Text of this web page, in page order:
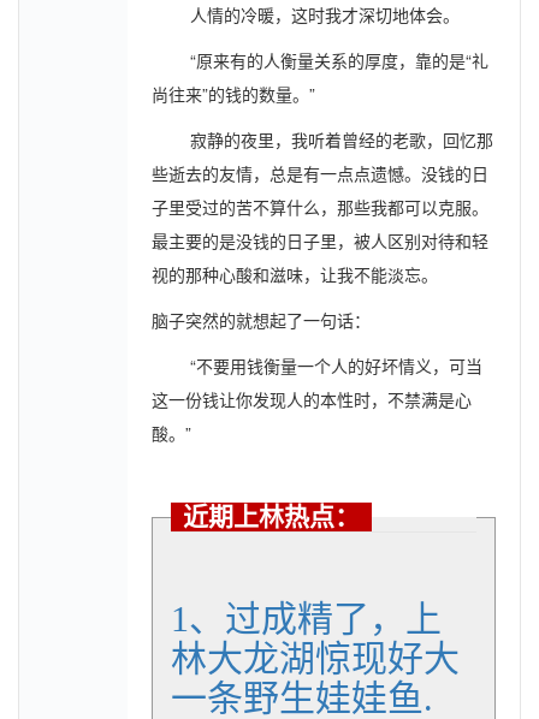
人情的冷暖，这时我才深切地体会。
“原来有的人衡量关系的厚度，靠的是“礼
尚往来”的钱的数量。”
寂静的夜里，我听着曾经的老歌，回忆那
些逝去的友情，总是有一点点遗憾。没钱的日
子里受过的苦不算什么，那些我都可以克服。
最主要的是没钱的日子里，被人区别对待和轻
视的那种心酸和滋味，让我不能淡忘。
脑子突然的就想起了一句话：
“不要用钱衡量一个人的好坏情义，可当
这一份钱让你发现人的本性时，不禁满是心
酸。”
近期上林热点：
1、过成精了，上
林大龙湖惊现好大
一条野生娃娃鱼.